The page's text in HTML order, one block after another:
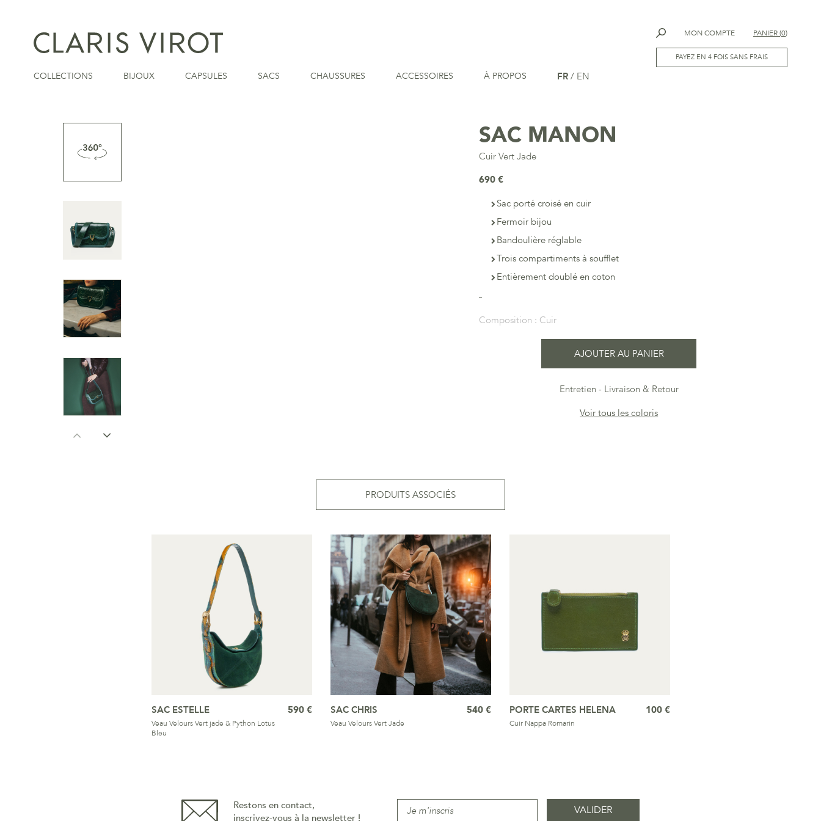
MON COMPTE PANIER(0)
PAYEZ EN 4 FOIS SANS FRAIS
COLLECTIONS BIJOUX CAPSULES SACS CHAUSSURES ACCESSOIRES À PROPOS FR / EN
SAC MANON
Cuir Vert Jade
690 €
Sac porté croisé en cuir
Fermoir bijou
Bandoulière réglable
Trois compartiments à soufflet
Entièrement doublé en coton
Composition : Cuir
AJOUTER AU PANIER
Entretien
Livraison & Retour
Voir tous les coloris
PRODUITS ASSOCIÉS
SAC ESTELLE
Veau Velours Vert jade & Python Lotus
Bleu
590 € SAC CHRIS
Veau Velours Vert Jade
540 € PORTE CARTES HELENA
Cuir Nappa Romarin
100 €
Restons en contact,
inscrivez-vous à la newsletter !